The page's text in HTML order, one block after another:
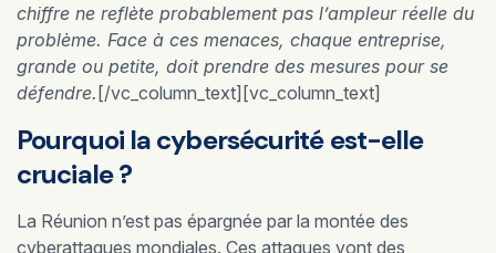
chiffre ne reflète probablement pas l’ampleur réelle du
problème. Face à ces menaces, chaque entreprise,
grande ou petite, doit prendre des mesures pour se
défendre. [/vc_column_text][vc_column_text]
Pourquoi la cybersécurité est-elle
cruciale ?
La Réunion n’est pas épargnée par la montée des
cyberattaques mondiales. Ces attaques vont des